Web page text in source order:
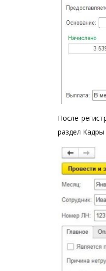
После
раздел